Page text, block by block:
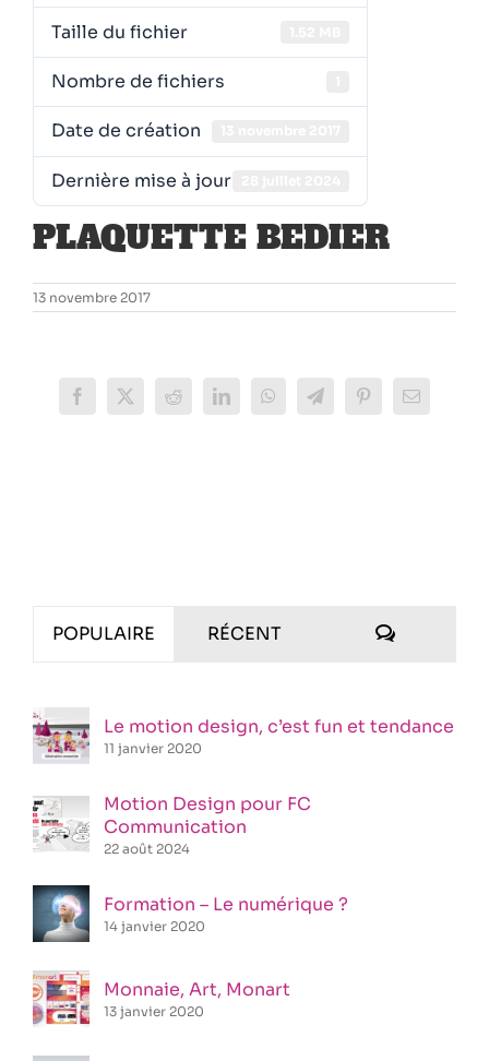
Taille du fichier
Nombre de fichiers
Date de création
Dernière mise à jour
PLAQUETTE BEDIER
13 novembre 2017
Facebook
X Reddit LinkedInWhatsAppTelegramPinterestEmail
POPULAIRE RÉCENT
Le motion design, c’est fun et tendance
11 janvier 2020
Motion Design pour FC
Communication
22 août 2024
Formation – Le numérique ?
14 janvier 2020
Monnaie, Art, Monart
13 janvier 2020